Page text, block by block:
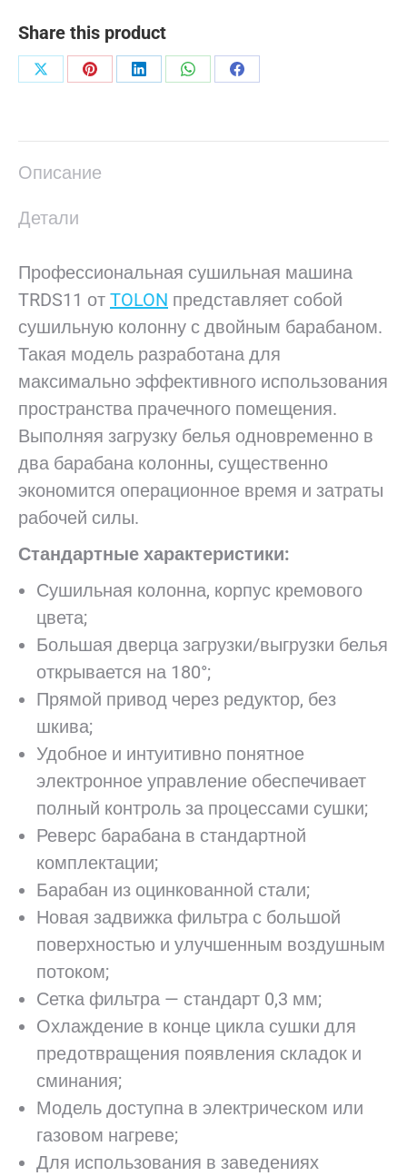
Share this product
ПоделитьсяПоделитьсяПоделитьсяПоделитьсяПоделиться
Описание
Детали
Профессиональная сушильная машина
TRDS11 от TOLON представляет собой
сушильную колонну с двойным барабаном.
Такая модель разработана для
максимально эффективного использования
пространства прачечного помещения.
Выполняя загрузку белья одновременно в
два барабана колонны, существенно
экономится операционное время и затраты
рабочей силы.
Стандартные характеристики:
Сушильная колонна, корпус кремового
цвета;
Большая дверца загрузки/выгрузки белья
открывается на 180°;
Прямой привод через редуктор, без
шкива;
Удобное и интуитивно понятное
электронное управление обеспечивает
полный контроль за процессами сушки;
Реверс барабана в стандартной
комплектации;
Барабан из оцинкованной стали;
Новая задвижка фильтра с большой
поверхностью и улучшенным воздушным
потоком;
Сетка фильтра — стандарт 0,3 мм;
Охлаждение в конце цикла сушки для
предотвращения появления складок и
сминания;
Модель доступна в электрическом или
газовом нагреве;
Для использования в заведениях